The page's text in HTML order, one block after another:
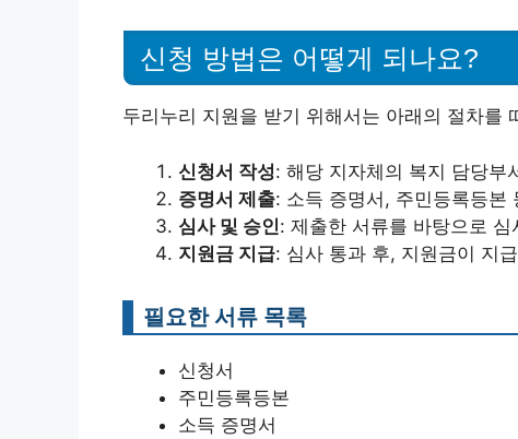
신청 방법은 어떻게 되나요?
두리누리 지원을 받기 위해서는 아래의 절차를
신청서 작성: 해당 지자체의 복지 담당부
증명서 제출: 소득 증명서, 주민등록등본
심사 및 승인: 제출한 서류를 바탕으로
지원금 지급: 심사 통과 후, 지원금이 지
필요한 서류 목록
신청서
주민등록등본
소득 증명서